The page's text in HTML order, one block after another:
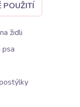
POUŽITÍ
židli
psa